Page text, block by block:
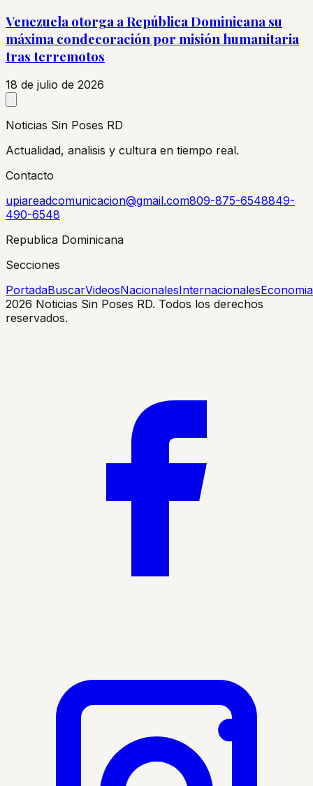
Venezuela otorga a República Dominicana su
máxima condecoración por misión humanitaria
tras terremotos
18 de julio de 2026
Noticias Sin Poses RD
Actualidad, analisis y cultura en tiempo real.
Contacto
upiareadcomunicacion@gmail.com809-875-6548849-
490-6548
Republica Dominicana
Secciones
PortadaBuscarVideosNacionalesInternacionalesEconomia
2026 Noticias Sin Poses RD. Todos los derechos
reservados.